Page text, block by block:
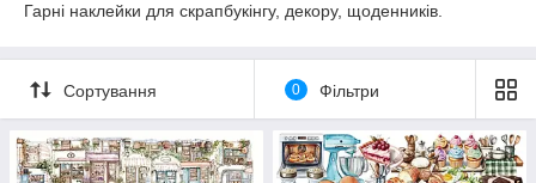
Гарні наклейки для скрапбукінгу, декору, щоденників.
Сортування 0 Фільтри